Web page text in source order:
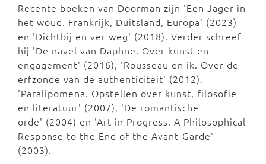
Recente boeken van Doorman zijn 'Een Jager in
het woud. Frankrijk, Duitsland, Europa' (2023)
en 'Dichtbij en ver weg' (2018). Verder schreef
hij 'De navel van Daphne. Over kunst en
engagement' (2016), 'Rousseau en ik. Over de
erfzonde van de authenticiteit' (2012),
'Paralipomena. Opstellen over kunst, filosofie
en literatuur' (2007), 'De romantische
orde' (2004) en 'Art in Progress. A Philosophical
Response to the End of the Avant-Garde'
(2003).